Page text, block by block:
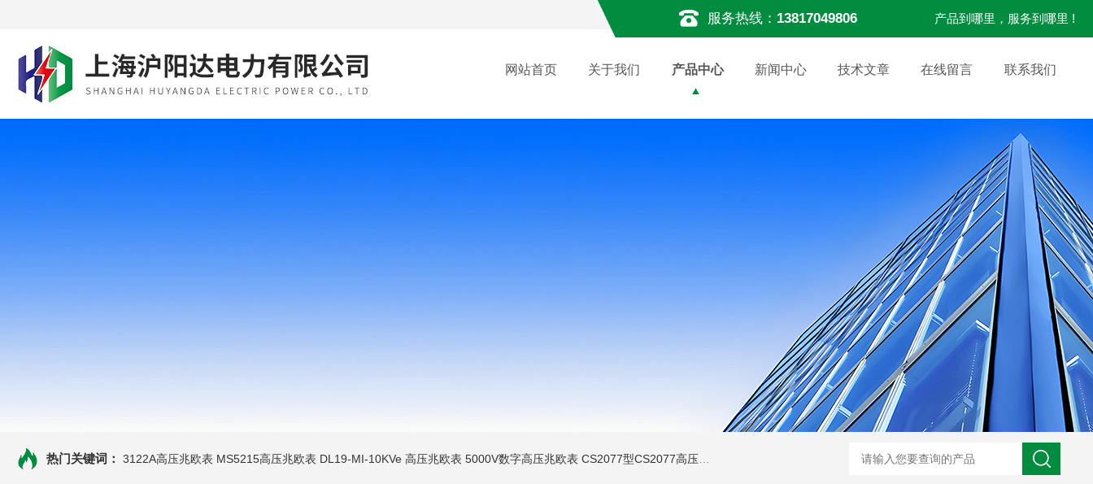
服务热线： 13817049806 产品到哪里，服务到哪里 !
网站首页 关于我们 产品中心 新闻中心 技术文章 在线留言 联系我们
热门关键词： 3122A高压兆欧表 MS5215高压兆欧表 DL19-MI-10KVe 高压兆欧表 5000V数字高压兆欧表 CS2077型CS2077高压兆欧表校验仪 GM-5KV-20KV型可调高压兆欧表GM-5KV-20KV nl3203型